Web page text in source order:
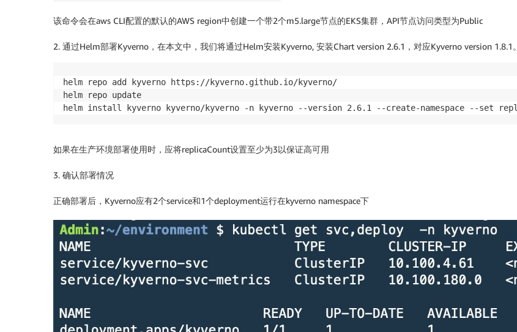
该命令会在aws CLI配置的默认的AWS region中创建一个带2个m5.large节点的EKS集群，API节点访问类型为Public
2. 通过Helm部署Kyverno，在本文中，我们将通过Helm安装Kyverno, 安装Chart version 2.6.1，对应Kyverno version 1.8.1。
helm repo add kyverno https://kyverno.github.io/kyverno/
helm repo update
如果在生产环境部署使用时，应将replicaCount设置至少为3以保证高可用
3. 确认部署情况
正确部署后，Kyverno应有2个service和1个deployment运行在kyverno namespace下